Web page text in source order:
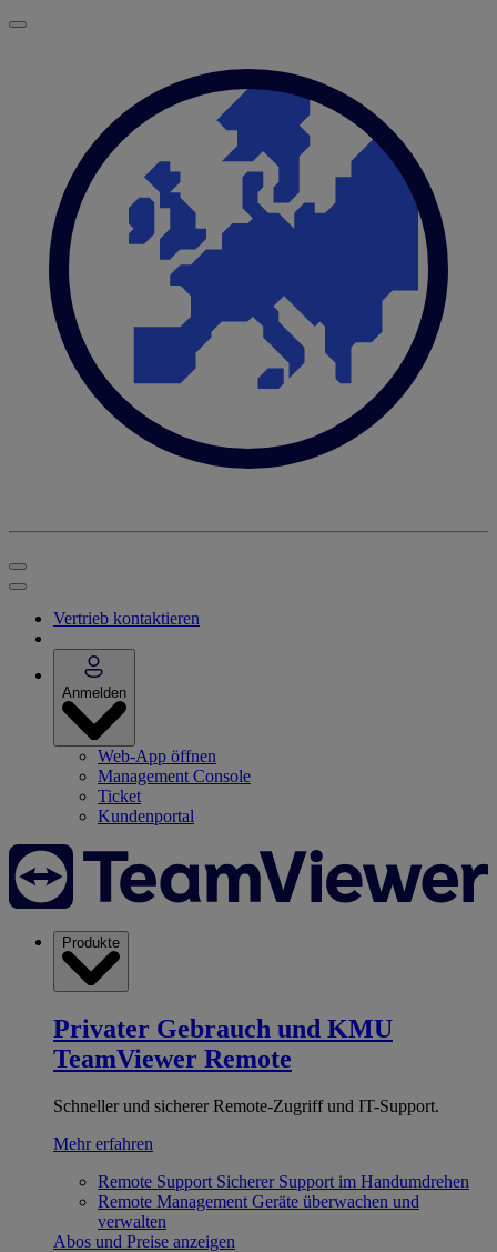
Vertrieb kontaktieren
Anmelden
Web-App öffnen
Management Console
Ticket
Kundenportal
Produkte
Privater Gebrauch und KMU
TeamViewer Remote
Schneller und sicherer Remote-Zugriff und IT-Support.
Mehr erfahren
Remote Support Sicherer Support im Handumdrehen
Remote Management Geräte überwachen und
verwalten
Abos und Preise anzeigen